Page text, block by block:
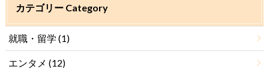
カテゴリー Category
就職・留学 (1)
エンタメ (12)